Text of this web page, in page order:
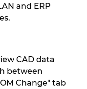
and ERP
CAD data
between
Change" tab